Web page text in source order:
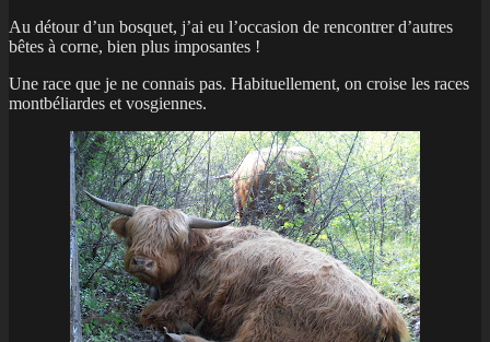
Au détour d’un bosquet, j’ai eu l’occasion de rencontrer d’autres
bêtes à corne, bien plus imposantes !
Une race que je ne connais pas. Habituellement, on croise les races
montbéliardes et vosgiennes.